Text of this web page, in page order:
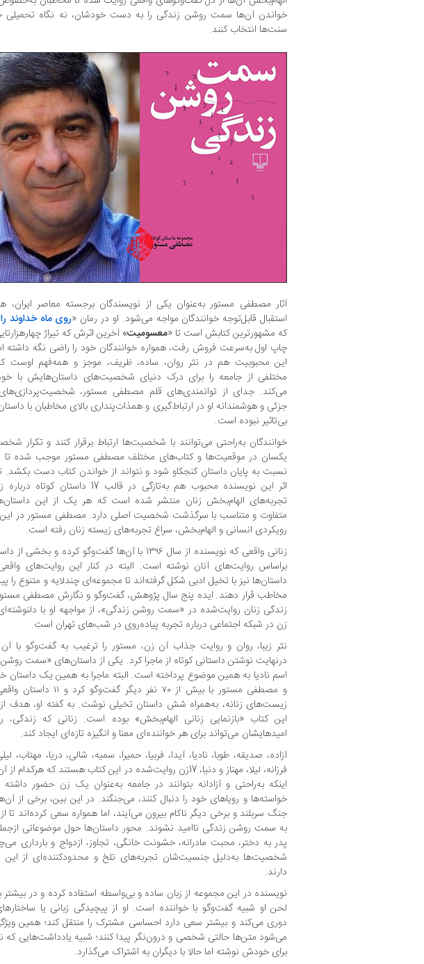
خواندن آن‌ها سمت روشن زندگی‌ را به دست خودشان، نه نگاه تحمیلی
سنت‌ها انتخاب کنند.
آثار مصطفی مستور به‌عنوان یکی از نویسندگان برجسته معاصر ایران،
استقبال قابل‌توجه خوانندگان مواجه می‌شود. او در رمان «روی ماه خداوند
که مشهورترین کتابش است تا «معسومیت» آخرین اثرش که تیراژ
چاپ اول به‌سرعت فروش رفت، همواره خوانندگان خود را راضی نگه داشته
این محبوبیت هم در نثر روان، ساده، ظریف، موجز و همه‌فهم اوست
مختلفی از جامعه را برای درک دنیای شخصیت‌های داستان‌هایش با
می‌کند. جدای از توانمندی‌های قلم مصطفی مستور،
جزئی و هوشمندانه او در ارتباط‌گیری و همذات‌پنداری بالای مخاطبان با
بی‌تاثیر نبوده است.
خوانندگان به‌راحتی می‌توانند با شخصیت‌ها ارتباط برقرار کنند و تکرار
یکسان در موقعیت‌ها و کتاب‌های مختلف مصطفی مستور موجب شده
نسبت به پایان داستان کنجکاو شود و نتواند از خواندن کتاب دست بکشد.
اثر این نویسنده محبوب هم به‌تازگی در قالب 17 داستان
تجربه‌های الهام‌بخش زنان منتشر شده است که هر یک از این
متفاوت و متناسب با سرگذشت شخصیت اصلی دارد. مصطفی مستور در این
رویکردی انسانی و الهام‌بخش، سراغ تجربه‌های زیسته زنان رفته است.
زنانی واقعی که نویسنده از سال ۱۳۹۶ با آن‌ها گفت‌وگو کرده و بخشی
براساس روایت‌های آنان نوشته است. البته در کنار این روایت‌های
داستان‌ها نیز با تخیل ادبی شکل گرفته‌اند تا مجموعه‌ای چندلایه و متنوع
مخاطب قرار دهند. ایده پنج سال پژوهش، گفت‌وگو و نگارش مصطفی مستور
زندگی زنان روایت‌شده در «سمت روشن زندگی»، از مواجهه او با
زن در شبکه اجتماعی درباره تجربه پیاده‌روی در شب‌های تهران است.
نثر زیبا، روان و روایت جذاب آن زن، مستور را ترغیب به گفت‌وگو با
درنهایت نوشتن داستانی کوتاه از ماجرا کرد. یکی از داستان‌های «سمت
اسم نادیا به همین موضوع پرداخته است. البته ماجرا به همین یک داستان
و مصطفی مستور با بیش از ۷۰ نفر دیگر
زیست‌های زنانه، به‌همراه شش داستان تخیلی نوشت. به گفته او، هدف
این کتاب «بازنمایی زنانی الهام‌بخش» بوده است. زنانی که زندگی،
امیدهایشان می‌تواند برای هر خواننده‌ای معنا و انگیزه تازه‌ای ایجاد کند.
آزاده، صدیقه، طوبا، نادیا، آیدا، فربیا، حمیرا، سمیه، شالی، دریا، مهتاب،
فرزانه، لیلا، مهناز و دنیا، 17زن روایت‌شده در این کتاب هستند که هرکدام
اینکه به‌راحتی و آزادانه بتوانند در جامعه به‌عنوان یک زن حضور داشته
خواسته‌ها و رویاهای خود را دنبال کنند، می‌جنگند. در این بین، برخی از
جنگ سربلند و برخی دیگر ناکام بیرون می‌آیند، اما همواره سعی کرده‌اند تا
به سمت روشن زندگی ناامید نشوند. محور داستان‌ها حول موضوعاتی
پدر به دختر، محبت مادرانه، خشونت خانگی، تجاوز، ازدواج و بارداری
شخصیت‌ها به‌دلیل جنسیت‌شان تجربه‌های تلخ و محدودکننده‌ای از این
دارند.
نویسنده در این مجموعه از زبان ساده و بی‌واسطه استفاده کرده و در
لحن او شبیه گفت‌وگو با خواننده است. او از پیچیدگی زبانی یا
دوری می‌کند و بیشتر سعی دارد احساسی مشترک را منتقل کند؛ همین
می‌شود متن‌ها حالتی شخصی و درون‌نگر پیدا کنند؛ شبیه یادداشت‌هایی که
برای خودش نوشته اما حالا با دیگران به اشتراک می‌گذارد.